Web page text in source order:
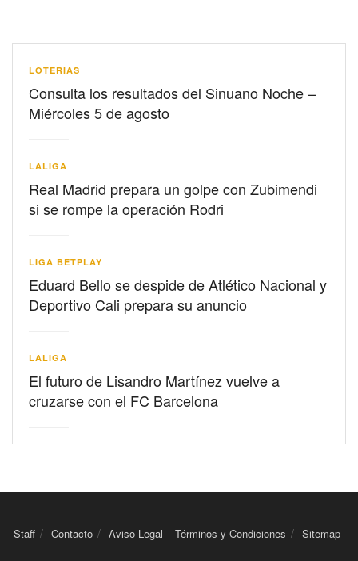
LOTERIAS
Consulta los resultados del Sinuano Noche –
Miércoles 5 de agosto
LALIGA
Real Madrid prepara un golpe con Zubimendi
si se rompe la operación Rodri
LIGA BETPLAY
Eduard Bello se despide de Atlético Nacional y
Deportivo Cali prepara su anuncio
LALIGA
El futuro de Lisandro Martínez vuelve a
cruzarse con el FC Barcelona
Staff Contacto Aviso Legal – Términos y Condiciones Sitemap